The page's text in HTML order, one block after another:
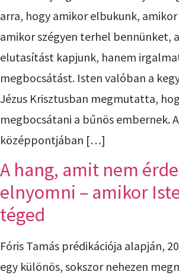
arra, hogy amikor elbukunk,
amikor szégyen terhel bennünket,
elutasítást kapjunk, hanem
megbocsátást. Isten valóban a
Jézus Krisztusban megmutatta,
megbocsátani a bűnös embernek.
középpontjában […]
A hang, amit nem
elnyomni – amikor
téged
Fóris Tamás prédikációja alapján,
egy különös, sokszor nehezen